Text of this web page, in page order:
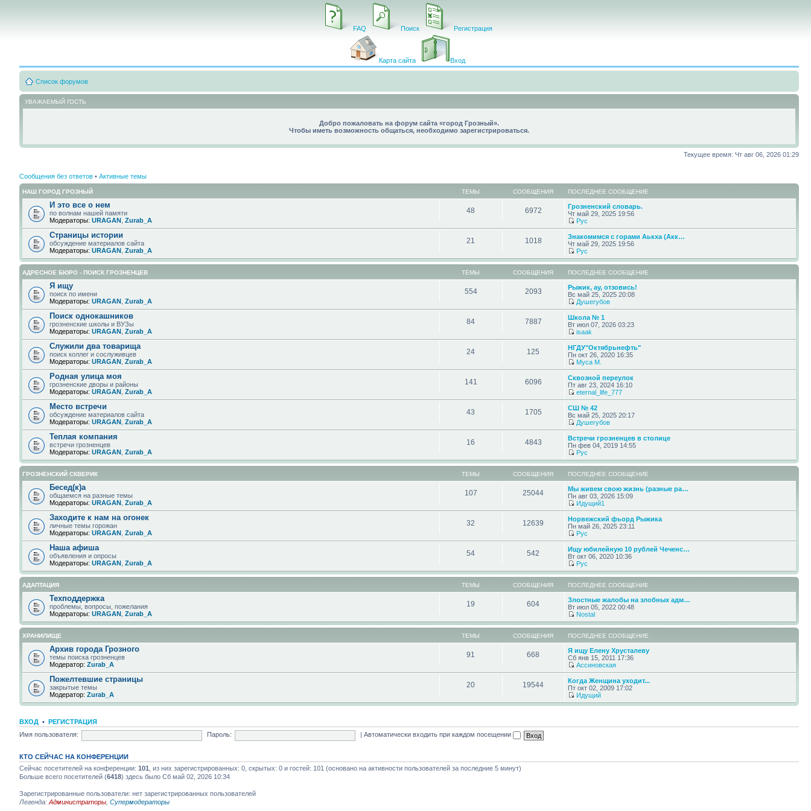
FAQ Поиск Регистрация
Карта сайта Вход
Список форумов
УВАЖАЕМЫЙ ГОСТЬ
Добро пожаловать на форум сайта «город Грозный».
Чтобы иметь возможность общаться, необходимо зарегистрироваться.
Текущее время: Чт авг 06, 2026 01:29
Сообщения без ответов • Активные темы
НАШ ГОРОД ГРОЗНЫЙ ТЕМЫ СООБЩЕНИЯ ПОСЛЕДНЕЕ СООБЩЕНИЕ
И это все о нем
по волнам нашей памяти
Модераторы: URAGAN Zurab_A
48 6972
Грозненский словарь.
Чт май 29, 2025 19:56
Pyc
Страницы истории
обсуждение материалов сайта
Модераторы: URAGAN Zurab_A
21 1018
Знакомимся с горами Аькха (Акк…
Чт май 29, 2025 19:56
Pyc
АДРЕСНОЕ БЮРО - ПОИСК ГРОЗНЕНЦЕВ ТЕМЫ СООБЩЕНИЯ ПОСЛЕДНЕЕ СООБЩЕНИЕ
Я ищу
поиск по имени
Модераторы: URAGAN Zurab_A
554 2093
Рыжик, ау, отзовись!
Вс май 25, 2025 20:08
Душегубов
Поиск однокашников
грозненские школы и ВУЗы
Модераторы: URAGAN Zurab_A
84 7887
Школа № 1
Вт июл 07, 2026 03:23
isaak
Служили два товарища
поиск коллег и сослуживцев
Модераторы: URAGAN Zurab_A
24 125
НГДУ"Октябрьнефть"
Пн окт 26, 2020 16:35
Муса М.
Родная улица моя
грозненские дворы и районы
Модераторы: URAGAN Zurab_A
141 6096
Сквозной переулок
Пт авг 23, 2024 16:10
eternal_life_777
Место встречи
обсуждение материалов сайта
Модераторы: URAGAN Zurab_A
43 1705
СШ № 42
Вс май 25, 2025 20:17
Душегубов
Теплая компания
встречи грозненцев
Модераторы: URAGAN Zurab_A
16 4843
Встречи грозненцев в столице
Пн фев 04, 2019 14:55
Pyc
ГРОЗНЕНСКИЙ СКВЕРИК ТЕМЫ СООБЩЕНИЯ ПОСЛЕДНЕЕ СООБЩЕНИЕ
Бесед(к)а
общаемся на разные темы
Модераторы: URAGAN Zurab_A
107 25044
Мы живем свою жизнь (разные ра…
Пн авг 03, 2026 15:09
Идущий1
Заходите к нам на огонек
личные темы горожан
Модераторы: URAGAN Zurab_A
32 12639
Норвежский фьорд Рыжика
Пн май 26, 2025 23:11
Pyc
Наша афиша
объявления и опросы
Модераторы: URAGAN Zurab_A
54 542
Ищу юбилейную 10 рублей Чеченс…
Вт окт 06, 2020 10:36
Pyc
АДАПТАЦИЯ ТЕМЫ СООБЩЕНИЯ ПОСЛЕДНЕЕ СООБЩЕНИЕ
Техподдержка
проблемы, вопросы, пожелания
Модераторы: URAGAN Zurab_A
19 604
Злостные жалобы на злобных адм…
Вт июл 05, 2022 00:48
Nostal
ХРАНИЛИЩЕ ТЕМЫ СООБЩЕНИЯ ПОСЛЕДНЕЕ СООБЩЕНИЕ
Архив города Грозного
темы поиска грозненцев
Модератор: Zurab_A
91 668
Я ищу Елену Хрусталеву
Сб янв 15, 2011 17:36
Ассиновская
Пожелтевшие страницы
закрытые темы
Модератор: Zurab_A
20 19544
Когда Женщина уходит...
Пт окт 02, 2009 17:02
Идущий
ВХОД • РЕГИСТРАЦИЯ
Имя пользователя:
Пароль: Автоматически входить при каждом посещении
КТО СЕЙЧАС НА КОНФЕРЕНЦИИ
Сейчас посетителей на конференции: 101 , из них зарегистрированных: 0, скрытых: 0 и гостей: 101 (основано на активности пользователей за последние 5 минут)
Больше всего посетителей (6418) здесь было Сб май 02, 2026 10:34
Зарегистрированные пользователи: нет зарегистрированных пользователей
Легенда: Администраторы Супермодераторы